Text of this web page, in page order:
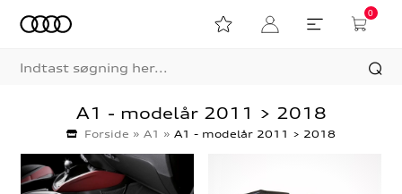
0
A1 - modelår 2011 > 2018
Forside » A1 » A1 - modelår 2011 > 2018